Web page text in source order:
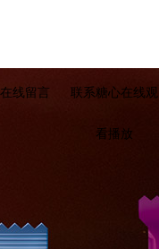
在线留言 联系糖心在线观
看播放